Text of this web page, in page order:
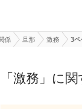
係 旦那 激務 3ペ
「 激務 」に